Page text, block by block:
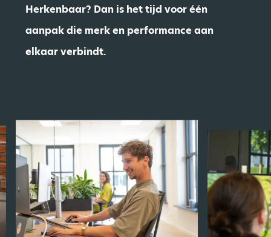
Herkenbaar? Dan is het tijd voor één
aanpak die merk en performance aan
elkaar verbindt.